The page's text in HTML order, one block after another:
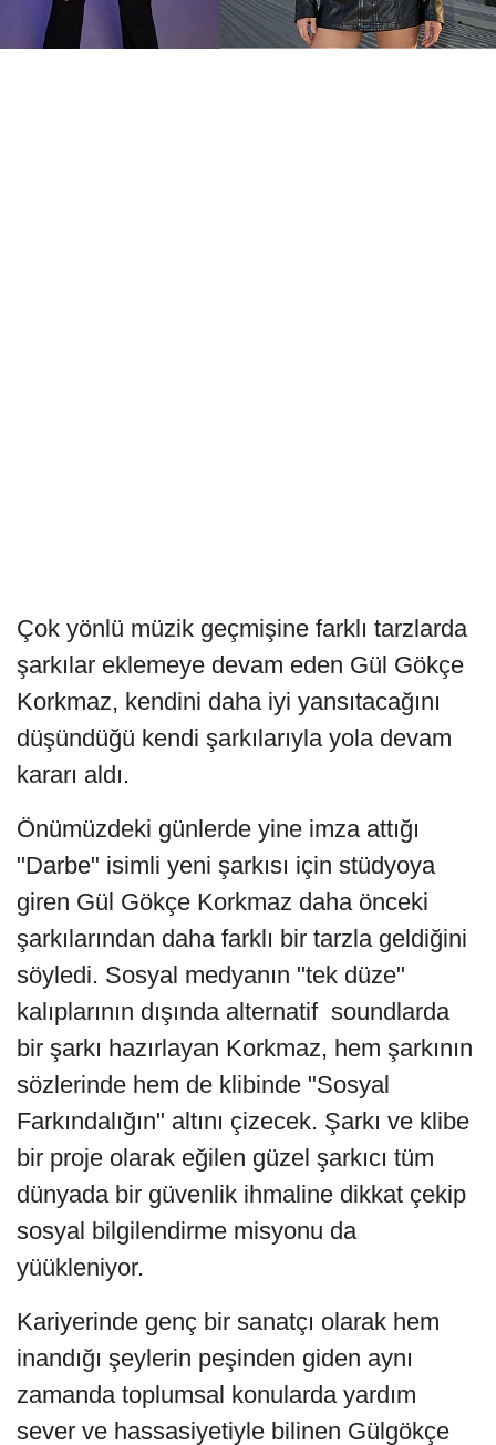
Çok yönlü müzik geçmişine farklı tarzlarda
şarkılar eklemeye devam eden Gül Gökçe
Korkmaz, kendini daha iyi yansıtacağını
düşündüğü kendi şarkılarıyla yola devam
kararı aldı.
Önümüzdeki günlerde yine imza attığı
"Darbe" isimli yeni şarkısı için stüdyoya
giren Gül Gökçe Korkmaz daha önceki
şarkılarından daha farklı bir tarzla geldiğini
söyledi. Sosyal medyanın "tek düze"
kalıplarının dışında alternatif soundlarda
bir şarkı hazırlayan Korkmaz, hem şarkının
sözlerinde hem de klibinde "Sosyal
Farkındalığın" altını çizecek. Şarkı ve klibe
bir proje olarak eğilen güzel şarkıcı tüm
dünyada bir güvenlik ihmaline dikkat çekip
sosyal bilgilendirme misyonu da
yüükleniyor.
Kariyerinde genç bir sanatçı olarak hem
inandığı şeylerin peşinden giden aynı
zamanda toplumsal konularda yardım
sever ve hassasiyetiyle bilinen Gülgökçe